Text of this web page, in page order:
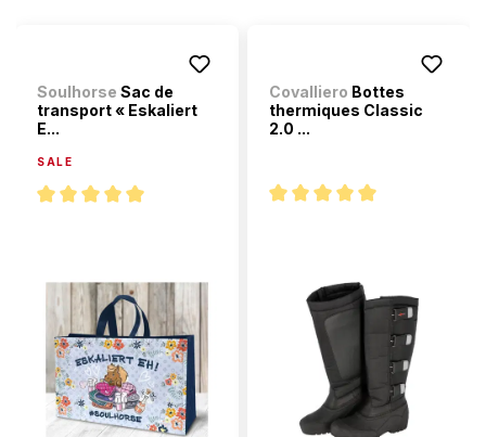
Soulhorse Sac de
transport « Eskaliert
E...
SALE
Covalliero Bottes
thermiques Classic
2.0 ...